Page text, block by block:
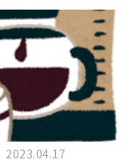
2023.04.17